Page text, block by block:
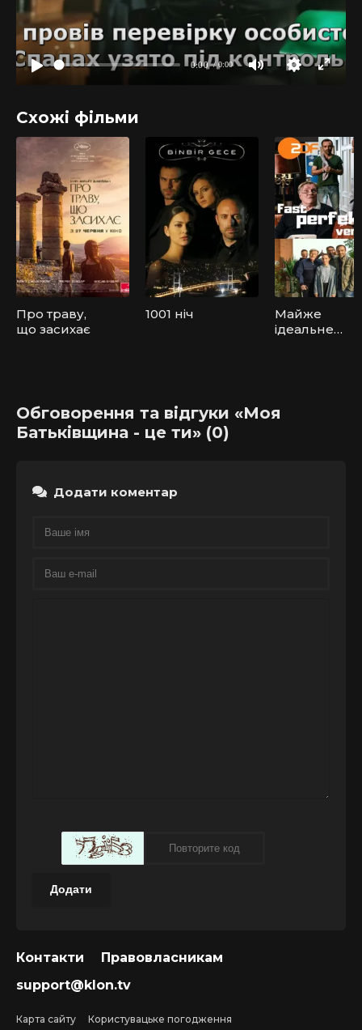
Схожі фільми
Про траву,
що засихає
1001 ніч
Майже
ідеальне
Обговорення та відгуки «Моя
Батьківщина - це ти» (0)
Додати коментар
Додати
Контакти
Правовласникам
support@klon.tv
Карта сайту Користувацьке погодження